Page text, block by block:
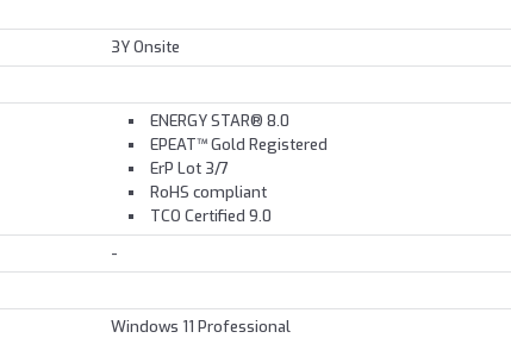
3Y Onsite
ENERGY STAR® 8.0
EPEAT™ Gold Registered
ErP Lot 3/7
RoHS compliant
TCO Certified 9.0
-
Windows 11 Professional